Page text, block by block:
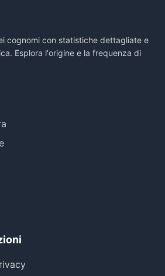
cognomi con statistiche dettagliate e
Esplora l'origine e la frequenza di